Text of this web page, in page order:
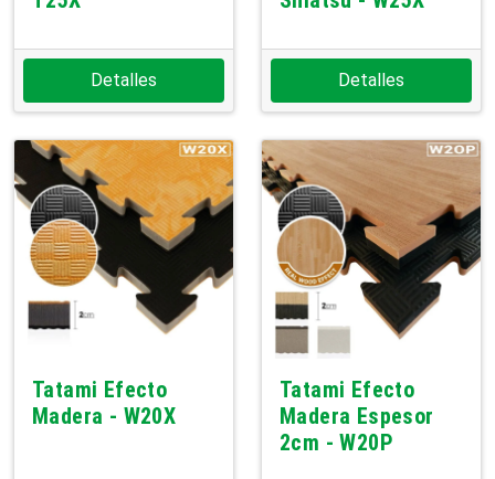
Detalles Detalles
Tatami Efecto
Madera - W20X
Tatami Efecto
Madera Espesor
2cm - W20P